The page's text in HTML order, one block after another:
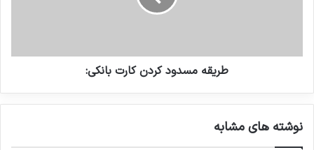
طریقه مسدود کردن کارت بانکی:
نوشته های مشابه